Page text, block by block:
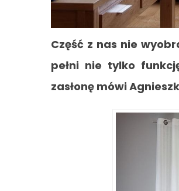
Część z nas nie
pełni nie tylko
zasłonę mówi